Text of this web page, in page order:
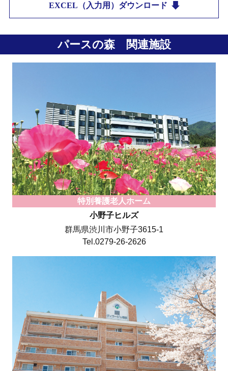
EXCEL（入力用）ダウンロード
パースの森 関連施設
特別養護老人ホーム
小野子ヒルズ
群馬県渋川市小野子3615-1
Tel.0279-26-2626